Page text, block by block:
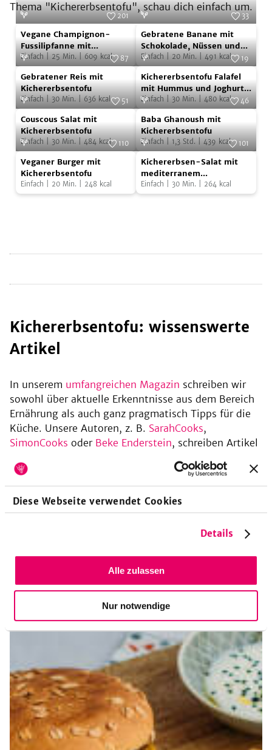
Diese Webseite verwendet Cookies
Details
Alle zulassen
Nur notwendige
Thema "Kichererbsentofu", schau dich einfach um.
Vegane
Champignon-
Fussilipfanne
mit
Kichererbsentofu
201
Vegane Champignon-
Fussilipfanne mit
Kichererbsentofu
Einfach 25 Min. 609 kcal
Gebratene
Banane
mit
Schokolade,
Nüssen
und
Kichererbsentofu
Foto:
33
Gebratene Banane mit
Schokolade, Nüssen und
Kichererbsentofu
Einfach 20 Min. 491 kcal
Gebratener
Reis
mit
Kichererbsentofu
Foto:
87
Gebratener Reis mit
Kichererbsentofu
Einfach 30 Min. 636 kcal
Kichererbsentofu
Falafel
mit
Hummus
und
Joghurt-
Minze
Dip
Foto: Zeevi
19
Kichererbsentofu Falafel
mit Hummus und Joghurt-
Minze Dip
Einfach 30 Min. 480 kcal
Couscous
Salat
mit
Kichererbsentofu
51
Couscous Salat mit
Kichererbsentofu
Einfach 30 Min. 484 kcal
Baba
Ghanoush
mit
Kichererbsentofu
46
Baba Ghanoush mit
Kichererbsentofu
Einfach 1,3 Std. 439 kcal
Veganer
Burger
mit
110
Veganer Burger mit
Kichererbsentofu
Einfach 20 Min. 248 kcal
Kichererbsen-
Salat
mit
Foto:
101
Kichererbsen-Salat mit
mediterranem
Kichererbsentofu
Einfach 30 Min. 264 kcal
Kichererbsentofu: wissenswerte
Artikel
In unserem umfangreichen Magazin schreiben wir
sowohl über aktuelle Erkenntnisse aus dem Bereich
Ernährung als auch ganz pragmatisch Tipps für die
Küche. Unsere Autoren, z. B. SarahCooks,
SimonCooks oder Beke Enderstein, schreiben Artikel
wie diese rund ums Thema "Kichererbsentofu".